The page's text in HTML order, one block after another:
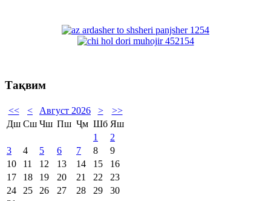
Тақвим
<< < Август 2026 >
>>
Дш Сш Чш Пш Ҷм Шб Яш
1
2
3
4 5 6 7 8
9
10
11 12 13 14 15
16
17
18 19 20 21 22
23
24
25 26 27 28 29
30